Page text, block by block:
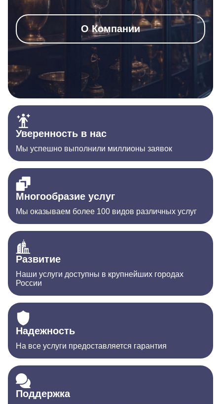
О Компании
Уверенность в нас
Мы успешно выполнили миллионы заявок
Многообразие услуг
Мы оказываем более 100 видов различных услуг
Развитие
Наши услуги доступны в крупнейших городах
России
Надежность
На все услуги предоставляется гарантия
Поддержка